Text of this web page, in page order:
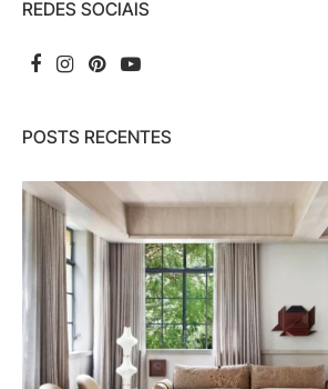
REDES SOCIAIS
POSTS RECENTES